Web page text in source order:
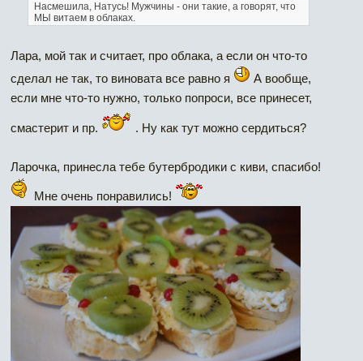
Насмешила, Натусь! Мужчины - они такие, а говорят, что
МЫ витаем в облаках.
Лара, мой так и считает, про облака, а если он что-то
сделал не так, то виновата все равно я
А вообще,
если мне что-то нужно, только попроси, все принесет,
смастерит и пр. . Ну как тут можно сердиться?
Ларочка, принесла тебе бутербродики с киви, спасибо!
Мне очень понравились!